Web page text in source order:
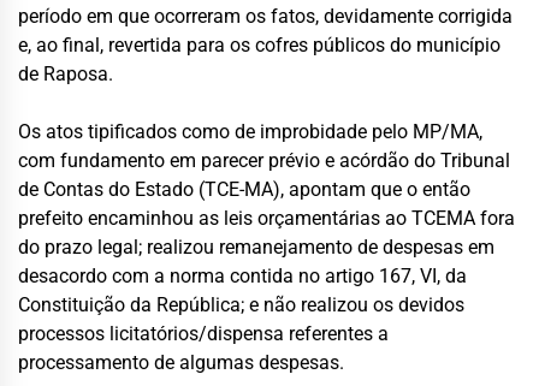
período em que ocorreram os fatos, devidamente corrigida
e, ao final, revertida para os cofres públicos do município
de Raposa.
Os atos tipificados como de improbidade pelo MP/MA,
com fundamento em parecer prévio e acórdão do Tribunal
de Contas do Estado (TCE-MA), apontam que o então
prefeito encaminhou as leis orçamentárias ao TCEMA fora
do prazo legal; realizou remanejamento de despesas em
desacordo com a norma contida no artigo 167, VI, da
Constituição da República; e não realizou os devidos
processos licitatórios/dispensa referentes a
processamento de algumas despesas.